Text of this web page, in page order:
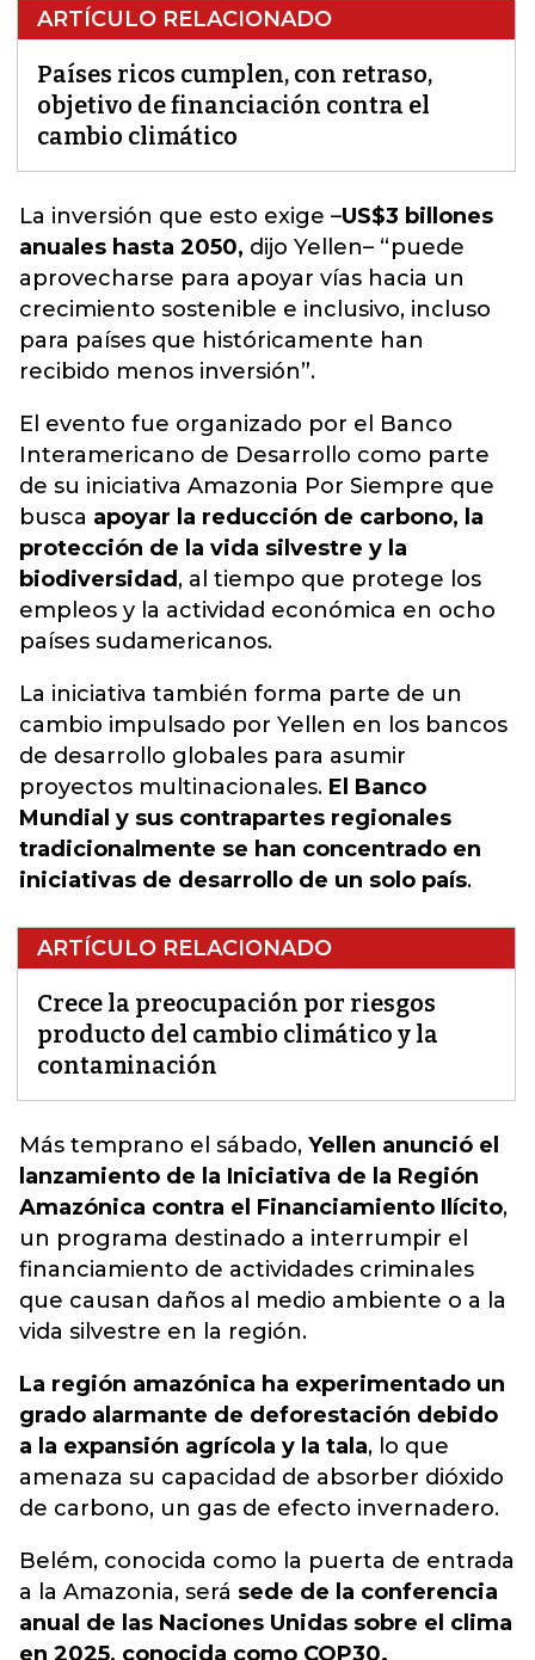
ARTÍCULO RELACIONADO
Países ricos cumplen, con retraso,
objetivo de financiación contra el
cambio climático
La inversión que esto exige –US$3 billones
anuales hasta 2050, dijo Yellen– “puede
aprovecharse para apoyar vías hacia un
crecimiento sostenible e inclusivo, incluso
para países que históricamente han
recibido menos inversión”.
El evento fue organizado por el Banco
Interamericano de Desarrollo como parte
de su iniciativa Amazonia Por Siempre que
busca apoyar la reducción de carbono, la
protección de la vida silvestre y la
biodiversidad , al tiempo que protege los
empleos y la actividad económica en ocho
países sudamericanos.
La iniciativa también forma parte de un
cambio impulsado por Yellen en los bancos
de desarrollo globales para asumir
proyectos multinacionales. El Banco
Mundial y sus contrapartes regionales
tradicionalmente se han concentrado en
iniciativas de desarrollo de un solo país.
ARTÍCULO RELACIONADO
Crece la preocupación por riesgos
producto del cambio climático y la
contaminación
Más temprano el sábado, Yellen anunció el
lanzamiento de la Iniciativa de la Región
Amazónica contra el Financiamiento Ilícito,
un programa destinado a interrumpir el
financiamiento de actividades criminales
que causan daños al medio ambiente o a la
vida silvestre en la región.
La región amazónica ha experimentado un
grado alarmante de deforestación debido
a la expansión agrícola y la tala, lo que
amenaza su capacidad de absorber dióxido
de carbono, un gas de efecto invernadero.
Belém, conocida como la puerta de entrada
a la Amazonia, será sede de la conferencia
anual de las Naciones Unidas sobre el clima
en 2025, conocida como COP30.